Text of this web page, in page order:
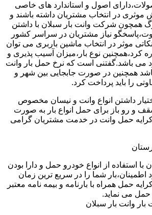
اصول و استاندارد های خاصی
موثری در انتخاب مشتریان داشته باشند و
همچون شرکت وانت بار سبلان با داشتن
نیاز مشتریان در سراسر کشور
موثر در انتخاب ماشین باربری می توان
کرد،همچنین نوع بار،میزان آسیب پذیری و
می باشد.گفتنی است که نرخ حمل بار وانت
همچنین در صورت جابجایی بین شهر و
را باید پرداخت کرد.
داشتن انواع وانت و نیسان مخصوص
و رو باز برای حمل انواع بار به صورت
کرایه حمل وانت در خدمت مشتریان گرامی
با استفاده از انواع خودرو حمل و دارا بودن
شما را در سریع ترین زمان
حمل همراه با بارنامه و بیمه نامه معتبر
حمل می نماید.
بار وانت بار سبلان